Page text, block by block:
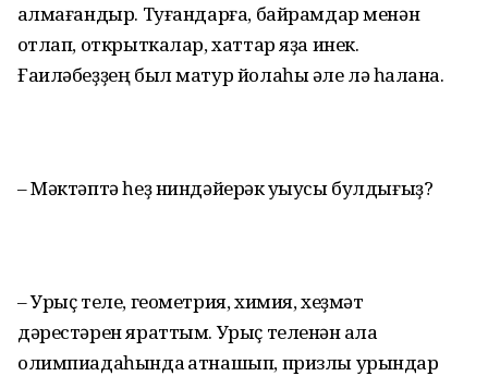
ҡалмағандыр. Туғандарға, байрамдар менән
ҡотлап, открыткалар, хаттар яҙа инек.
Ғаиләбеҙҙең был матур йолаһы әле лә һаҡлана.
– Мәктәптә һеҙ ниндәйерәк уҡыусы булдығыҙ?
– Урыҫ теле, геометрия, химия, хеҙмәт
дәрестәрен яраттым. Урыҫ теленән ҡала
олимпиадаһында ҡатнашып, призлы урындар